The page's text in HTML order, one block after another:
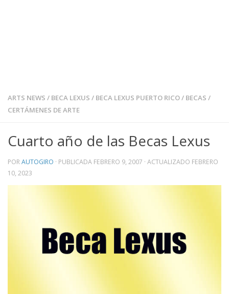
ARTS NEWS / BECA LEXUS / BECA LEXUS PUERTO RICO/ BECAS /
CERTÁMENES DE ARTE
Cuarto año de las Becas Lexus
PORAUTOGIRO · PUBLICADA FEBRERO 9, 2007 · ACTUALIZADO FEBRERO
10, 2023